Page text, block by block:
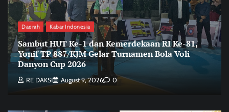
Daerah Kabar Indonesia
Sambut HUT Ke-1 dan Kemerdekaan RI Ke-81,
Yonif TP 887/KJM Gelar Turnamen Bola Voli
Danyon Cup 2026
RE DAKSI August 9, 2026 0